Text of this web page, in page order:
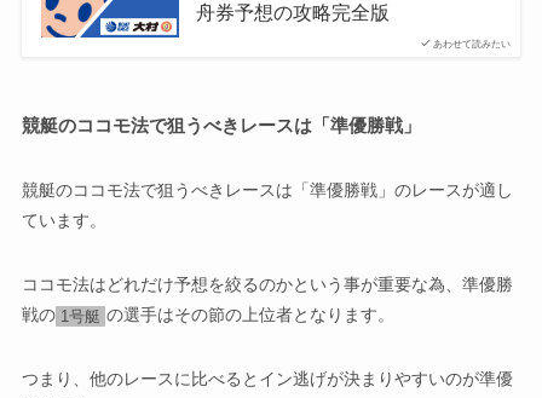
あわせて読みたい
舟券予想の攻略完全版
競艇のココモ法で狙うべきレースは「準優勝戦」
競艇のココモ法で狙うべきレースは「準優勝戦」のレースが適し
ています。
ココモ法はどれだけ予想を絞るのかという事が重要な為、準優勝
戦の 1号艇 の選手はその節の上位者となります。
つまり、他のレースに比べるとイン逃げが決まりやすいのが準優